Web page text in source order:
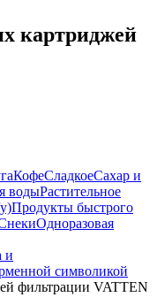
картриджей
КофеСладкоеСахар и
водыРастительное
Продукты быстрого
Одноразовая
и
символикой
фильтрации VATTEN